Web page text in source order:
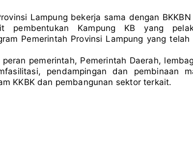
Lampung bekerja sama dengan
pembentukan Kampung KB yang
Pemerintah Provinsi Lampung yang
pemerintah, Pemerintah Daerah,
pendampingan dan pembinaan
KKBK dan pembangunan sektor terkait.